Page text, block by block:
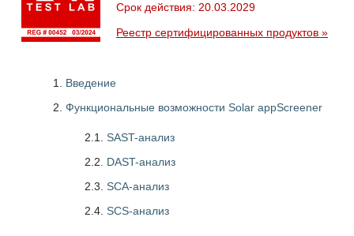
Срок действия: 20.03.2029
Реестр сертифицированных продуктов »
Введение
Функциональные возможности Solar appScreener
2.1. SAST-анализ
2.2. DAST-анализ
2.3. SCA-анализ
2.4. SCS-анализ